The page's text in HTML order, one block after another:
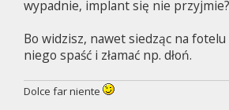
wypadnie, implant się nie przyjmie?
Bo widzisz, nawet siedząc na fotelu
niego spaść i złamać np. dłoń.
Dolce far niente